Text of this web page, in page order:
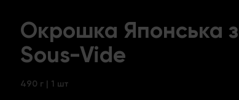
Окрошка Японська
Sous-Vide
490 г | 1 шт